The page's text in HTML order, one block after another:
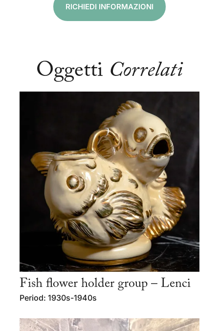
RICHIEDI INFORMAZIONI
Oggetti Correlati
Fish flower holder group – Lenci
Period: 1930s-1940s